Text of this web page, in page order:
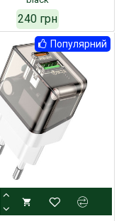
240 грн
Популярний